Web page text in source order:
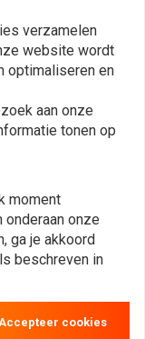
verzamelen
website wordt
optimaliseren en
aan onze
tonen op
moment
onze
ga je akkoord
beschreven in
Accepteer cookies